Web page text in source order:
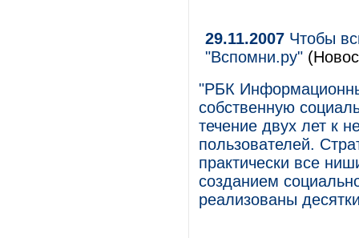
29.11.2007 Чтобы
"Вспомни.ру"
"РБК
собственную
течение двух лет к
пользователей.
практически все
созданием
реализованы